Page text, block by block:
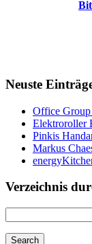
Neuste
Office
Elektroroller
Pinkis
Markus
Verzeichnis